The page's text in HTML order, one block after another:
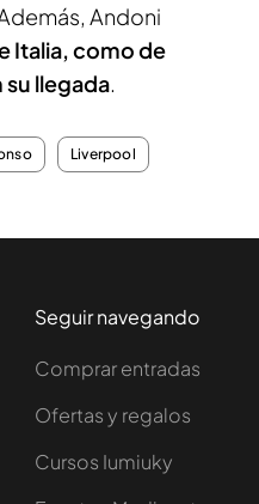
Andoni
Italia, como de
su llegada.
Liverpool
Seguir navegando
Comprar entradas
Ofertas y regalos
Cursos Iumiuky